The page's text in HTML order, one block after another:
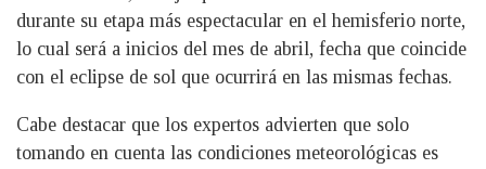
durante su etapa más espectacular en el hemisferio norte,
lo cual será a inicios del mes de abril, fecha que coincide
con el eclipse de sol que ocurrirá en las mismas fechas.
Cabe destacar que los expertos advierten que solo
tomando en cuenta las condiciones meteorológicas es